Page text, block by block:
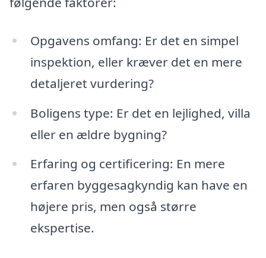
Opgavens omfang: Er det en simpel
inspektion, eller kræver det en mere
detaljeret vurdering?
Boligens type: Er det en lejlighed, villa
eller en ældre bygning?
Erfaring og certificering: En mere
erfaren byggesagkyndig kan have en
højere pris, men også større
ekspertise.